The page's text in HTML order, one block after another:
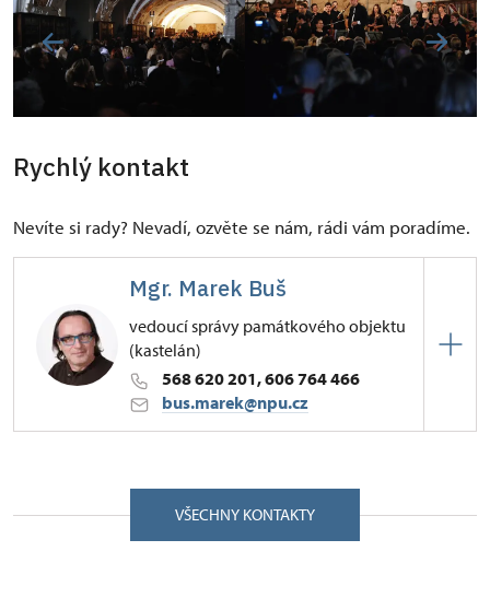
Rychlý kontakt
Nevíte si rady? Nevadí, ozvěte se nám, rádi vám poradíme.
Mgr. Marek Buš
vedoucí správy památkového objektu
(kastelán)
568 620 201, 606 764 466
bus.marek@npu.cz
Zámek 1/, Náměšť nad Oslavou 67571
VŠECHNY KONTAKTY